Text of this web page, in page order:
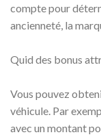
compte pour
ancienneté, la
Quid des bonus
Vous pouvez
véhicule. Par
avec un montant